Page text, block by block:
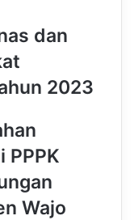
dan
2023
PPPK
Wajo